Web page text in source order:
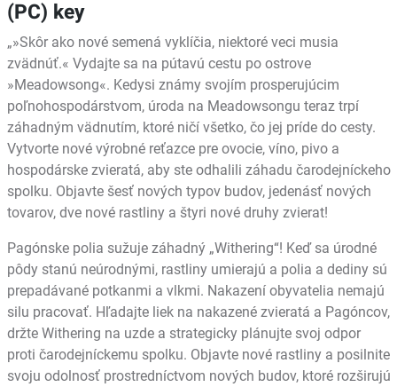
(PC) key
„»Skôr ako nové semená vyklíčia, niektoré veci musia
zvädnúť.« Vydajte sa na pútavú cestu po ostrove
»Meadowsong«. Kedysi známy svojím prosperujúcim
poľnohospodárstvom, úroda na Meadowsongu teraz trpí
záhadným vädnutím, ktoré ničí všetko, čo jej príde do cesty.
Vytvorte nové výrobné reťazce pre ovocie, víno, pivo a
hospodárske zvieratá, aby ste odhalili záhadu čarodejníckeho
spolku. Objavte šesť nových typov budov, jedenásť nových
tovarov, dve nové rastliny a štyri nové druhy zvierat!
Pagónske polia sužuje záhadný „Withering“! Keď sa úrodné
pôdy stanú neúrodnými, rastliny umierajú a polia a dediny sú
prepadávané potkanmi a vlkmi. Nakazení obyvatelia nemajú
silu pracovať. Hľadajte liek na nakazené zvieratá a Pagóncov,
držte Withering na uzde a strategicky plánujte svoj odpor
proti čarodejníckemu spolku. Objavte nové rastliny a posilnite
svoju odolnosť prostredníctvom nových budov, ktoré rozširujú